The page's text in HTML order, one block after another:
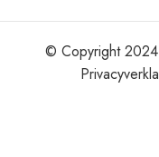
© Copyright 2024